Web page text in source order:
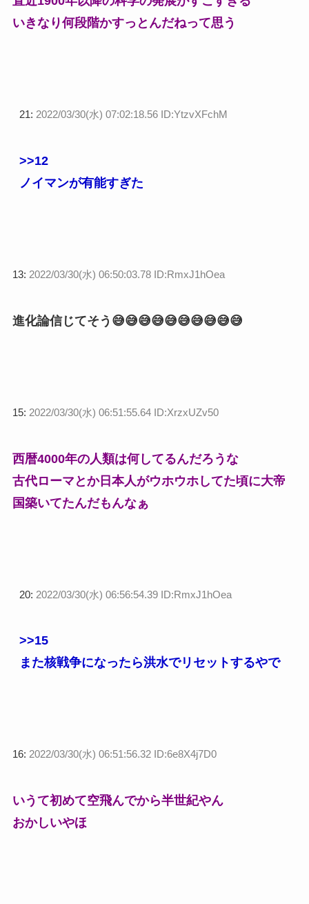
いきなり何段階かすっとんだねって思う
21: 2022/03/30(水) 07:02:18.56 ID:YtzvXFchM
>>12
ノイマンが有能すぎた
13: 2022/03/30(水) 06:50:03.78 ID:RmxJ1hOea
進化論信じてそう😅😅😅😅😅😅😅😅😅😅
15: 2022/03/30(水) 06:51:55.64 ID:XrzxUZv50
西暦4000年の人類は何してるんだろうな
古代ローマとか日本人がウホウホしてた頃に大帝
国築いてたんだもんなぁ
20: 2022/03/30(水) 06:56:54.39 ID:RmxJ1hOea
>>15
また核戦争になったら洪水でリセットするやで
16: 2022/03/30(水) 06:51:56.32 ID:6e8X4j7D0
いうて初めて空飛んでから半世紀やん
おかしいやほ